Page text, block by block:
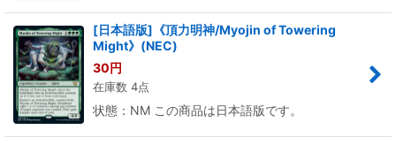
[日本語版]《頂力明神/Myojin of Towering
Might》(NEC)
30円
在庫数 4点
状態：NM この商品は日本語版です。